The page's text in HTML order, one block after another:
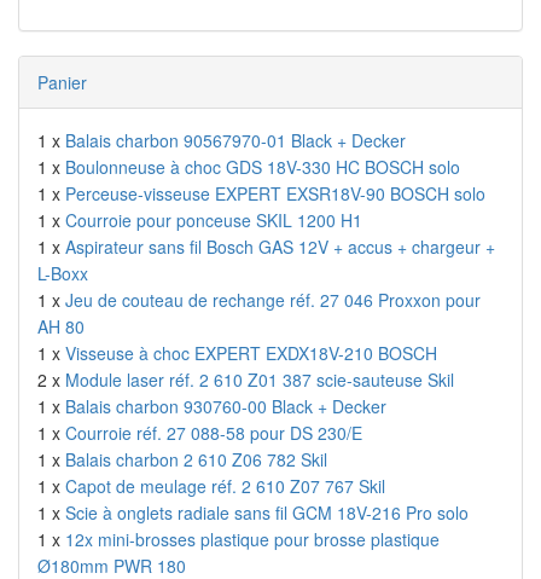
Panier
1 x Balais charbon 90567970-01 Black + Decker
1 x Boulonneuse à choc GDS 18V-330 HC BOSCH solo
1 x Perceuse-visseuse EXPERT EXSR18V-90 BOSCH solo
1 x Courroie pour ponceuse SKIL 1200 H1
1 x Aspirateur sans fil Bosch GAS 12V + accus + chargeur +
L-Boxx
1 x Jeu de couteau de rechange réf. 27 046 Proxxon pour
AH 80
1 x Visseuse à choc EXPERT EXDX18V-210 BOSCH
2 x Module laser réf. 2 610 Z01 387 scie-sauteuse Skil
1 x Balais charbon 930760-00 Black + Decker
1 x Courroie réf. 27 088-58 pour DS 230/E
1 x Balais charbon 2 610 Z06 782 Skil
1 x Capot de meulage réf. 2 610 Z07 767 Skil
1 x Scie à onglets radiale sans fil GCM 18V-216 Pro solo
1 x 12x mini-brosses plastique pour brosse plastique
Ø180mm PWR 180